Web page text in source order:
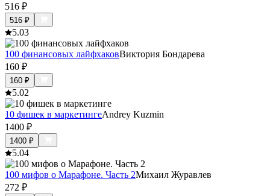
516 ₽
516 ₽
5.03
100 финансовых лайфхаковВиктория Бондарева
160 ₽
160 ₽
5.02
10 фишек в маркетингеAndrey Kuzmin
1400 ₽
1400 ₽
5.04
100 мифов о Марафоне. Часть 2Михаил Журавлев
272 ₽